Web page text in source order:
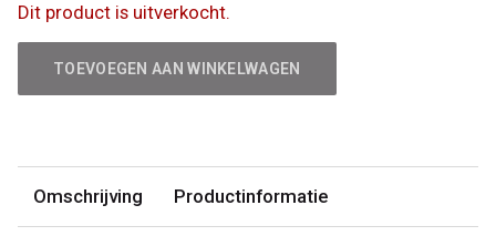
Dit product is uitverkocht.
TOEVOEGEN AAN WINKELWAGEN
Omschrijving Productinformatie